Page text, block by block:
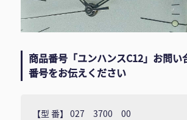
商品番号「ユンハンスC12」お問い
番号をお伝えください
【型 番】 027 3700 00